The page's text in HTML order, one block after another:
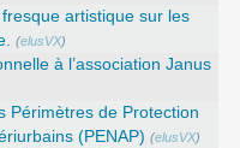
artistique sur les
(elusVX)
à l’association Janus
Périmètres de Protection
(PENAP) (elusVX)